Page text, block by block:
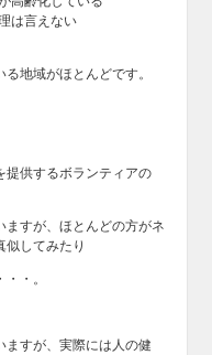
は言えない
地域がほとんどです。
提供するボランティアの
ますが、ほとんどの方がネ
似してみたり
・。
ますが、実際には人の健